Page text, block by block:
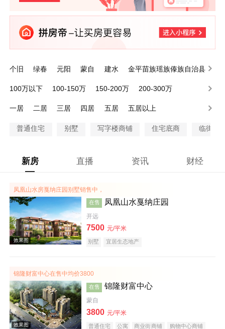
个旧 绿春 元阳 蒙自 建水
金平苗族瑶族傣族自治县
100万以下
100-150万 150-200万
200-300万
一居
二居 三居 四居 五居 五居以上
普通住宅 别墅 写字楼商铺 住宅底商 临街商
新房 直播 资讯 财经
凤凰山水房戛纳庄园别墅销售中，
在售 凤凰山水戛纳庄园
开远
7500 元/平米
别墅 宜居生态地产
锦隆财富中心在售中均价3800
在售 锦隆财富中心
蒙自
3800 元/平米
普通住宅 公寓 商业街商铺
购物中心商铺